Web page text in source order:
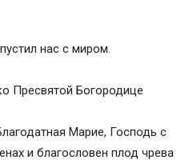
нас с миром.
Пресвятой Богородице
Марие, Господь с
и благословен плод чрева